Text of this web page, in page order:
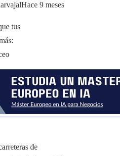
Hace 9 meses
de